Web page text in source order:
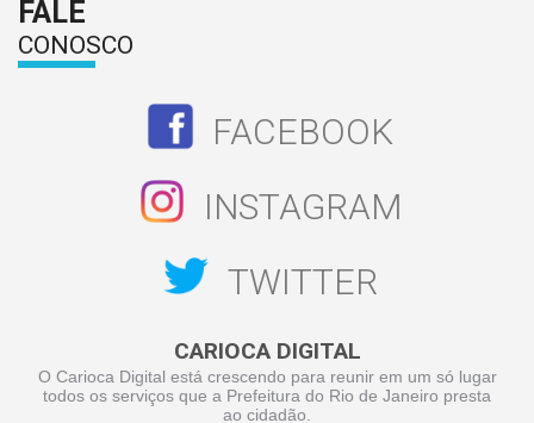
FALE
CONOSCO
FACEBOOK
INSTAGRAM
TWITTER
CARIOCA DIGITAL
O Carioca Digital está crescendo para reunir em um só lugar
todos os serviços que a Prefeitura do Rio de Janeiro presta
ao cidadão.